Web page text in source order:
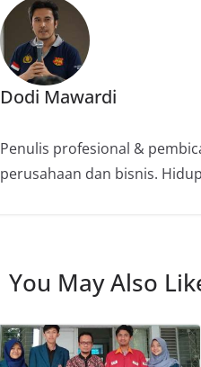
Dodi Mawardi
Penulis profesional &
perusahaan dan bisnis.
You May Also